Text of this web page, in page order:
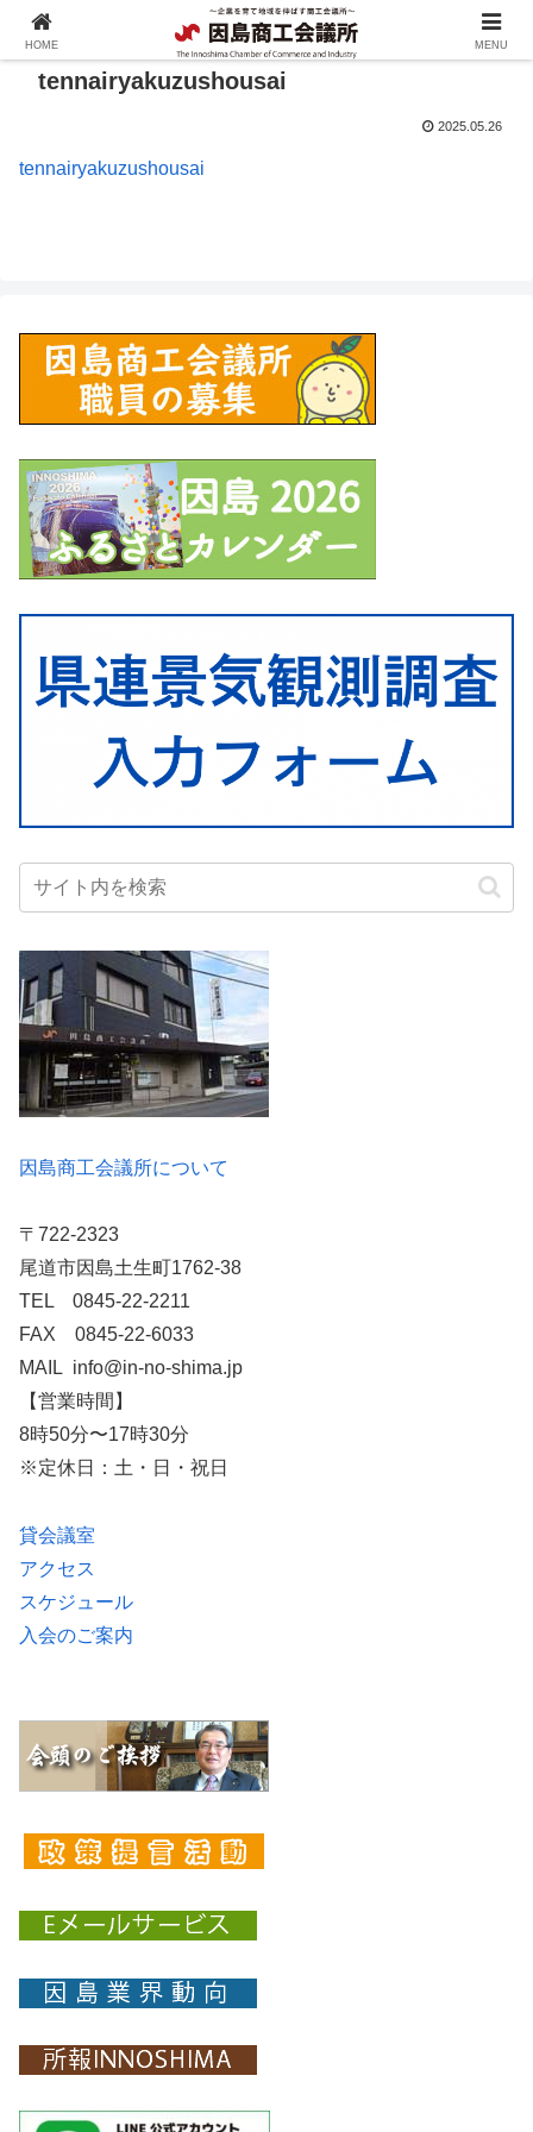
tennairyakuzushousai
2025.05.26
tennairyakuzushousai
因島商工会議所について
〒722-2323
尾道市因島土生町1762-38
TEL 0845-22-2211
FAX 0845-22-6033
MAIL info@in-no-shima.jp
【営業時間】
8時50分〜17時30分
※定休日：土・日・祝日
貸会議室
アクセス
スケジュール
入会のご案内
HOME MENU